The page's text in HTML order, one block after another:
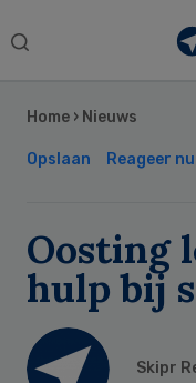
Search
Home › Nieuws
Opslaan Reageer nu
Oosting
hulp bij
Skipr
Sidebar